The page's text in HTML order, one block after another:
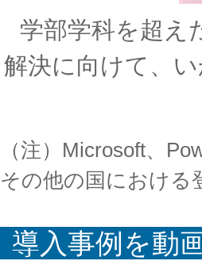
学部学科を超え
解決に向けて、
（注）Microsoft、
その他の国における
導入事例を動